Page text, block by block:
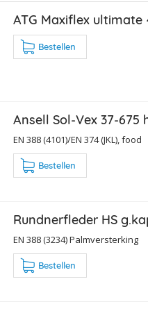
ATG Maxiflex
Bestellen
Ansell Sol-Vex 37-675
EN 388 (4101)/EN 374 (JKL), food
Bestellen
Rundnerfleder HS
EN 388 (3234) Palmversterking
Bestellen